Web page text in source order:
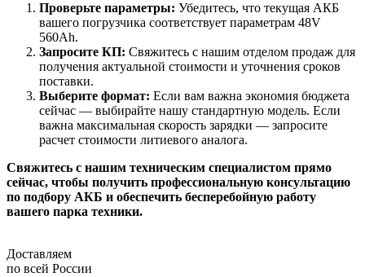
Проверьте параметры: Убедитесь, что текущая АКБ
вашего погрузчика соответствует параметрам 48V
560Ah.
Запросите КП: Свяжитесь с нашим отделом продаж для
получения актуальной стоимости и уточнения сроков
поставки.
Выберите формат: Если вам важна экономия бюджета
сейчас — выбирайте нашу стандартную модель. Если
важна максимальная скорость зарядки — запросите
расчет стоимости литиевого аналога.
Свяжитесь с нашим техническим специалистом прямо
сейчас, чтобы получить профессиональную консультацию
по подбору АКБ и обеспечить бесперебойную работу
вашего парка техники.
Доставляем
по всей России